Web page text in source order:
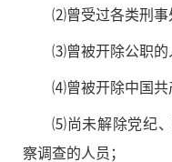
⑵曾受过各类刑事
⑶曾被开除公职的
⑷曾被开除中国共
⑸尚未解除党纪
察调查的人员；